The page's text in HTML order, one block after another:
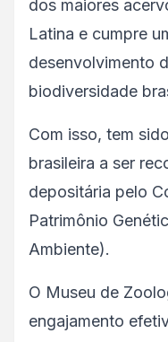
dos maiores
Latina e cumpre
desenvolvimento
biodiversidade
Com isso, tem
brasileira a ser
depositária pelo
Patrimônio
Ambiente).
O Museu de
engajamento